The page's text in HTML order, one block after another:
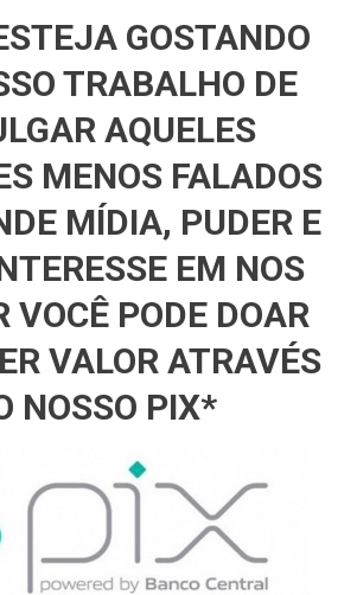
GOSTANDO
TRABALHO DE
AQUELES
MENOS FALADOS
MÍDIA, PUDER E
EM NOS
VOCÊ PODE DOAR
VALOR ATRAVÉS
NOSSO PIX*